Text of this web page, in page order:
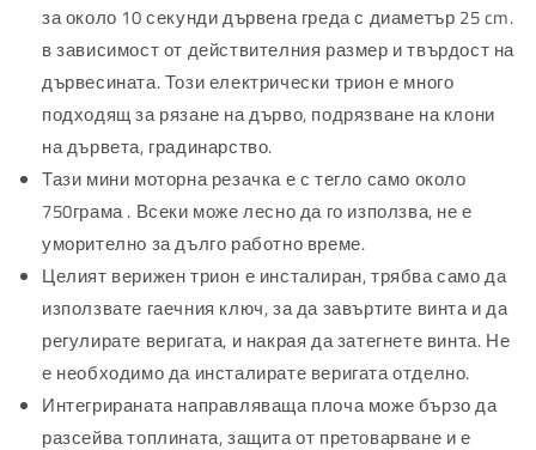
за около 10 секунди дървена греда с диаметър 25 cm.
в зависимост от действителния размер и твърдост на
дървесината. Този електрически трион е много
подходящ за рязане на дърво, подрязване на клони
на дървета, градинарство.
Тази мини моторна резачка е с тегло само около
750грама . Всеки може лесно да го използва, не е
уморително за дълго работно време.
Целият верижен трион е инсталиран, трябва само да
използвате гаечния ключ, за да завъртите винта и да
регулирате веригата, и накрая да затегнете винта. Не
е необходимо да инсталирате веригата отделно.
Интегрираната направляваща плоча може бързо да
разсейва топлината, защита от претоварване и е